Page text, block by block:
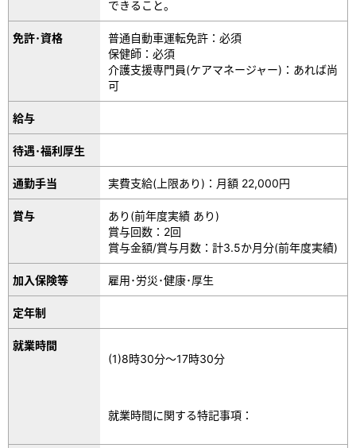
できること。
免許･資格
普通自動車運転免許：必須
保健師：必須
介護支援専門員(ケアマネージャー)：あれば尚
可
給与
待遇･福利厚生
通勤手当 実費支給(上限あり)：月額 22,000円
賞与
あり(前年度実績 あり)
賞与回数：2回
賞与金額/賞与月数：計3.5か月分(前年度実績)
加入保険等 雇用･労災･健康･厚生
定年制
就業時間
(1)8時30分～17時30分
就業時間に関する特記事項：